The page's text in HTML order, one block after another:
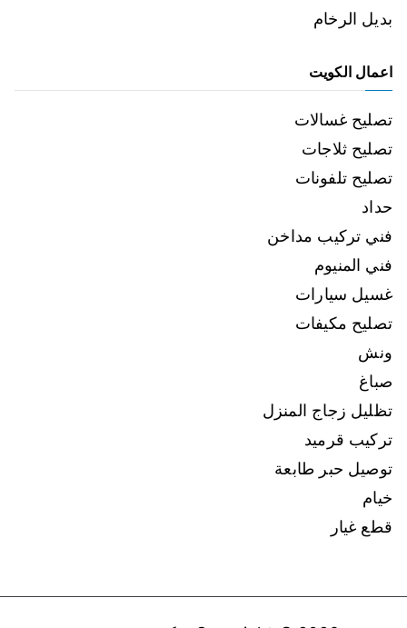
بديل الرخام
اعمال الكويت
تصليح غسالات
تصليح ثلاجات
تصليح تلفونات
حداد
فني تركيب مداخن
فني المنيوم
غسيل سيارات
تصليح مكيفات
ونش
صباغ
تظليل زجاج المنزل
تركيب قرميد
توصيل حبر طابعة
خيام
قطع غيار